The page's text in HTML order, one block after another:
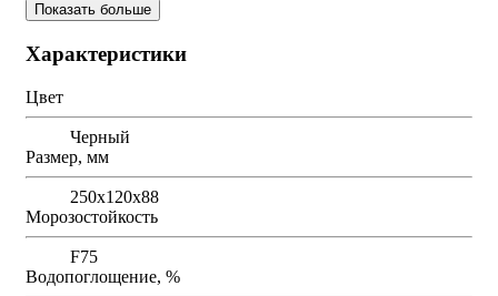
Показать больше
Характеристики
Цвет
Черный
Размер, мм
250х120х88
Морозостойкость
F75
Водопоглощение, %